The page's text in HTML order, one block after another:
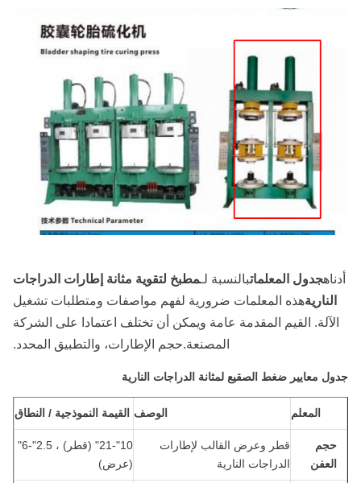
أدناهجدول المعلماتبالنسبة لـمطبخ لتقوية مثانة إطارات الدراجات
الناريةهذه المعلمات ضرورية لفهم مواصفات ومتطلبات تشغيل
الآلة. القيم المقدمة عامة ويمكن أن تختلف اعتمادا على الشركة
المصنعة.حجم الإطارات، والتطبيق المحدد.
جدول معايير ضغط الصقيع لمثانة الدراجات النارية
المعلم الوصف القيمة النموذجية / النطاق
حجم
العفن
قطر وعرض القالب لإطارات
الدراجات النارية
10"-21" (قطر) ، 2.5"-6"
(عرض)